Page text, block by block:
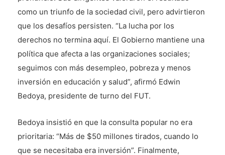
como un triunfo de la sociedad civil, pero advirtieron
que los desafíos persisten. “La lucha por los
derechos no termina aquí. El Gobierno mantiene una
política que afecta a las organizaciones sociales;
seguimos con más desempleo, pobreza y menos
inversión en educación y salud”, afirmó Edwin
Bedoya, presidente de turno del FUT.
Bedoya insistió en que la consulta popular no era
prioritaria: “Más de $50 millones tirados, cuando lo
que se necesitaba era inversión”. Finalmente,